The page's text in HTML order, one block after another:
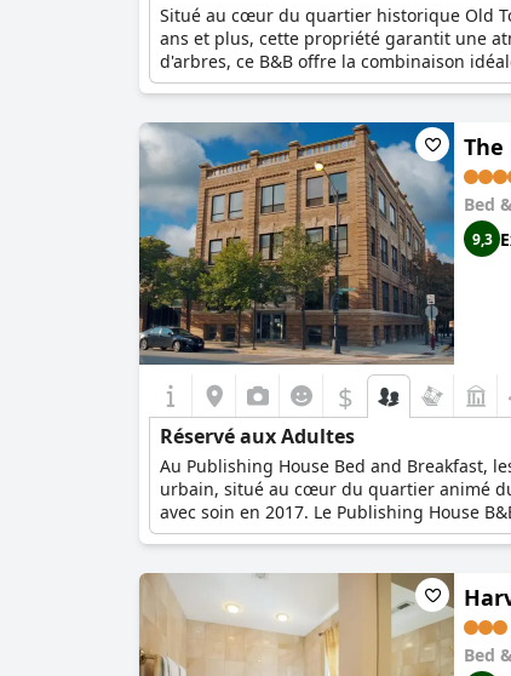
Situé au cœur du quartier historique Old
ans et plus, cette propriété garantit une
d'arbres, ce B&B offre la combinaison
devient une maison captivante loin de la
par un délicieux petit déjeuner
le Sono Chicago si vous recherchez unThe
Bed
9,3
$
Réservé aux Adultes
Au Publishing House Bed and Breakfast,
urbain, situé au cœur du quartier animé
avec soin en 2017. Le Publishing House
Faites l'expérience d'un service
d'un coin tranquille ou d'une suite
encouragés à profiter des vastes salons
pouvant accueillir jusqu'à 24 personnes
L'utilisation exclusive de la propriété Bed